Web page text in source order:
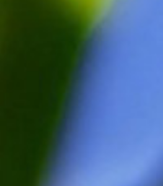
俗諺的意思是：立
果打雷，對二期水
言，立秋日是十分
月秋，秋後油」這
思是：根據老一輩
如果立秋這一天是
月，則漁民的作業
結束；如果「立秋